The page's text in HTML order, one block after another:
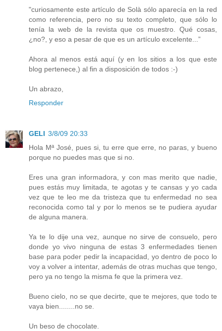
"curiosamente este artículo de Solà sólo aparecía en la red
como referencia, pero no su texto completo, que sólo lo
tenía la web de la revista que os muestro. Qué cosas,
¿no?, y eso a pesar de que es un artículo excelente...”
Ahora al menos está aquí (y en los sitios a los que este
blog pertenece,) al fin a disposición de todos :-)
Un abrazo,
Responder
GELI 3/8/09 20:33
Hola Mª José, pues si, tu erre que erre, no paras, y bueno
porque no puedes mas que si no.
Eres una gran informadora, y con mas merito que nadie,
pues estás muy limitada, te agotas y te cansas y yo cada
vez que te leo me da tristeza que tu enfermedad no sea
reconocida como tal y por lo menos se te pudiera ayudar
de alguna manera.
Ya te lo dije una vez, aunque no sirve de consuelo, pero
donde yo vivo ninguna de estas 3 enfermedades tienen
base para poder pedir la incapacidad, yo dentro de poco lo
voy a volver a intentar, además de otras muchas que tengo,
pero ya no tengo la misma fe que la primera vez.
Bueno cielo, no se que decirte, que te mejores, que todo te
vaya bien........no se.
Un beso de chocolate.